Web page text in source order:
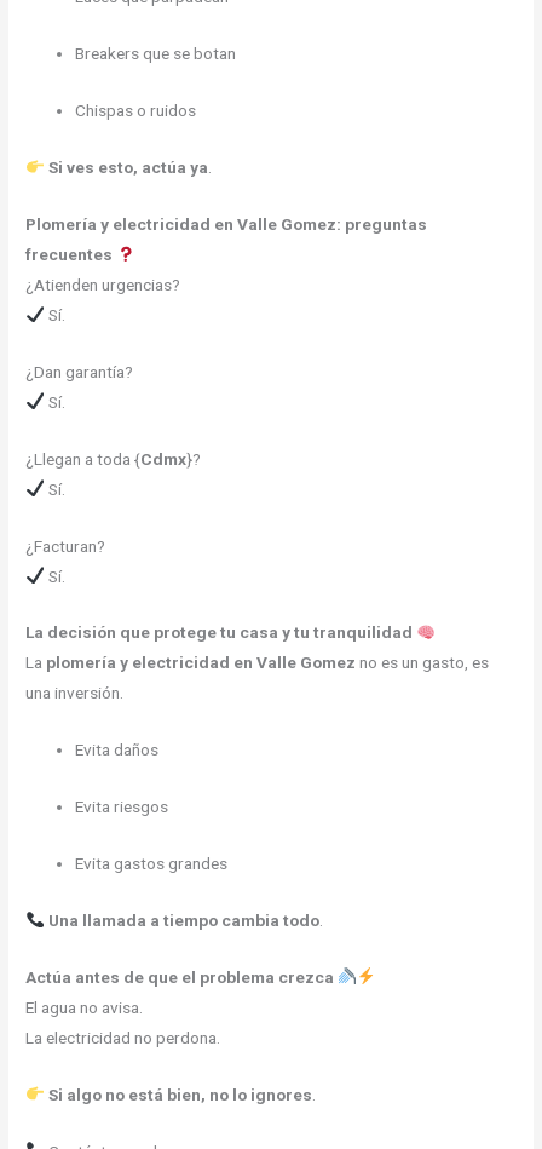
Breakers que se botan
Chispas o ruidos
Si ves esto, actúa ya
Plomería y electricidad en Valle Gomez: preguntas
frecuentes
¿Atienden urgencias?
Sí.
¿Dan garantía?
Sí.
¿Llegan a toda {Cdmx}?
Sí.
¿Facturan?
Sí.
La decisión que protege tu casa y tu tranquilidad
La plomería y electricidad en Valle Gomez no es un gasto, es
una inversión.
Evita daños
Evita riesgos
Evita gastos grandes
Una llamada a tiempo cambia todo.
Actúa antes de que el problema crezca
El agua no avisa.
La electricidad no perdona.
Si algo no está bien, no lo ignores